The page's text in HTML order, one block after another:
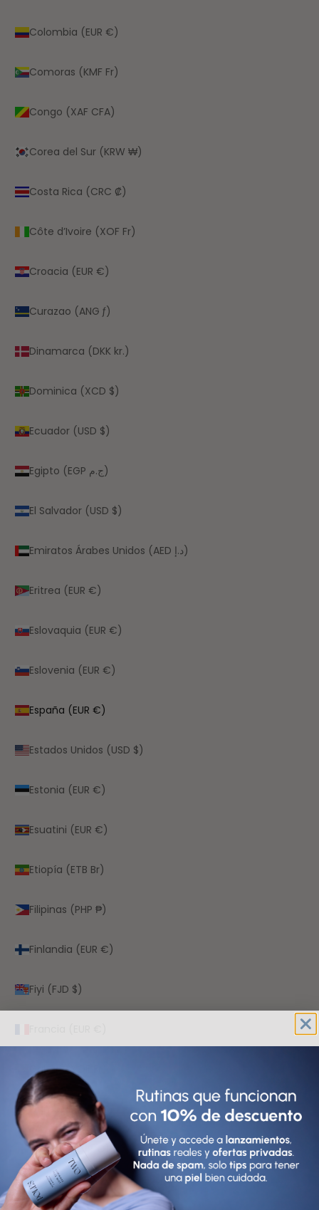
Colombia (EUR €)
Comoras (KMF Fr)
Congo (XAF CFA)
Corea del Sur (KRW ₩)
Costa Rica (CRC ₡)
Côte d’Ivoire (XOF Fr)
Croacia (EUR €)
Curazao (ANG ƒ)
Dinamarca (DKK kr.)
Dominica (XCD $)
Ecuador (USD $)
Egipto (EGP ج.م)
El Salvador (USD $)
Emiratos Árabes Unidos (AED د.إ)
Eritrea (EUR €)
Eslovaquia (EUR €)
Eslovenia (EUR €)
España (EUR €)
Estados Unidos (USD $)
Estonia (EUR €)
Esuatini (EUR €)
Etiopía (ETB Br)
Filipinas (PHP ₱)
Finlandia (EUR €)
Fiyi (FJD $)
Gabón (XOF Fr)
Gambia (GMD D)
Georgia (EUR €)
Ghana (EUR €)